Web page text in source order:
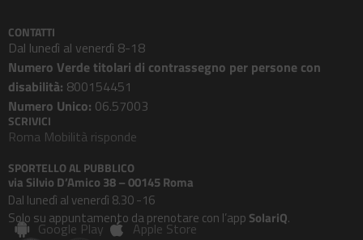
CONTATTI
Dal lunedì al venerdì 8-18
Numero Verde titolari di contrassegno per persone con
disabilità: 800154451
Numero Unico: 06.57003
SCRIVICI
Roma Mobilità risponde
SPORTELLO AL PUBBLICO
via Silvio D’Amico 38 – 00145 Roma
Dal lunedì al venerdì 8.30 -16
Solo su appuntamento da prenotare con l’app SolariQ.
Google Play Apple Store